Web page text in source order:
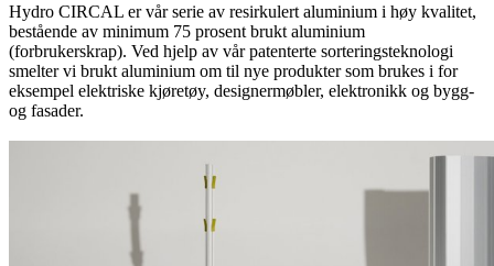
Hydro CIRCAL er vår serie av resirkulert aluminium i høy kvalitet,
bestående av minimum 75 prosent brukt aluminium
(forbrukerskrap). Ved hjelp av vår patenterte sorteringsteknologi
smelter vi brukt aluminium om til nye produkter som brukes i for
eksempel elektriske kjøretøy, designermøbler, elektronikk og bygg-
og fasader.